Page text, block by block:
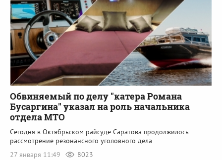
Обвиняемый по делу "катера Романа
Бусаргина" указал на роль начальника
отдела МТО
Сегодня в Октябрьском райсуде Саратова продолжилось
рассмотрение резонансного уголовного дела
27 января 11:49
8023